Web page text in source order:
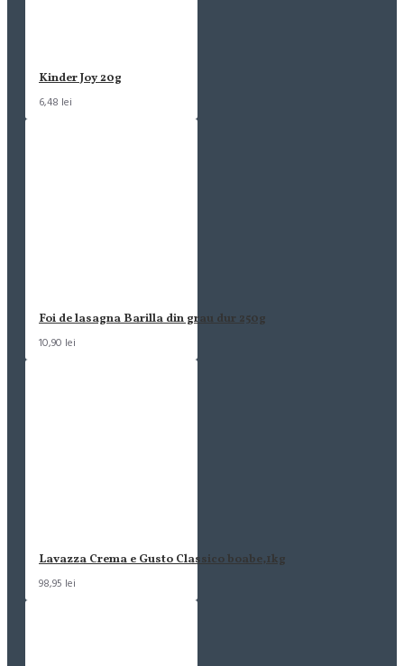
Kinder Joy 20g
6,48 lei
Foi de lasagna Barilla din grau dur 250g
10,90 lei
Lavazza Crema e Gusto Classico boabe,1kg
98,95 lei